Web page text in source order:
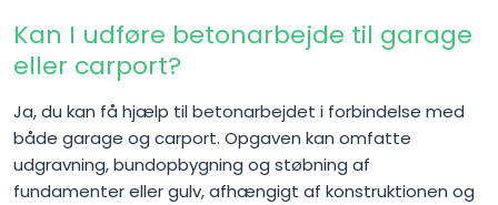
Kan I udføre betonarbejde til garage
eller carport?
Ja, du kan få hjælp til betonarbejdet i forbindelse med
både garage og carport. Opgaven kan omfatte
udgravning, bundopbygning og støbning af
fundamenter eller gulv, afhængigt af konstruktionen og